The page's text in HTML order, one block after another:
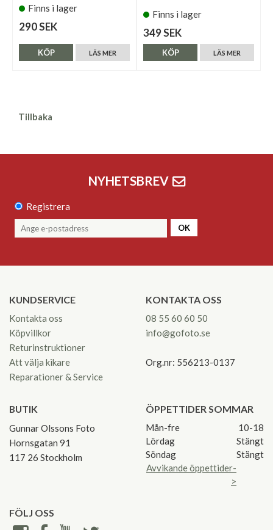
Finns i lager
290 SEK
LÄS MER
KÖP
Finns i lager
349 SEK
LÄS MER
KÖP
Tillbaka
NYHETSBREV
Registrera
OK
KUNDSERVICE
Kontakta oss
Köpvillkor
Returinstruktioner
Att välja kikare
Reparationer & Service
KONTAKTA OSS
08 55 60 60 50
info@gofoto.se
Org.nr: 556213-0137
BUTIK
Gunnar Olssons Foto
Hornsgatan 91
117 26 Stockholm
ÖPPETTIDER SOMMAR
Mån-fre
10-18
Lördag
Stängt
Söndag
Stängt
Avvikande öppettider-
>
FÖLJ OSS